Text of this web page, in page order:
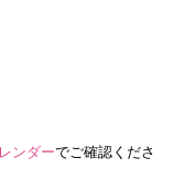
日
ンダーでご確認くださ